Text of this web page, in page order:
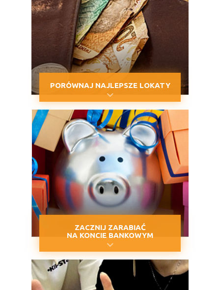
PORÓWNAJ NAJLEPSZE LOKATY
ZACZNIJ ZARABIAĆ
NA KONCIE BANKOWYM